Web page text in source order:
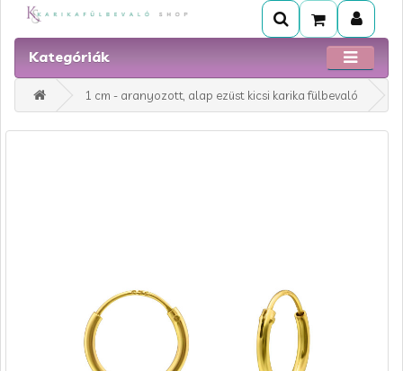
Kategóriák
1 cm - aranyozott, alap ezüst kicsi karika fülbevaló